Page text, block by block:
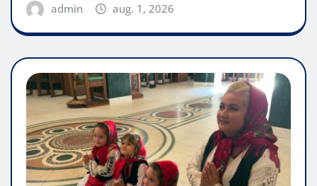
admin aug. 1, 2026